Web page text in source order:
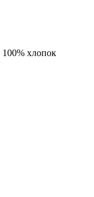
100% хлопок